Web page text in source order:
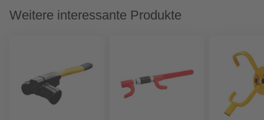
Weitere interessante Produkte